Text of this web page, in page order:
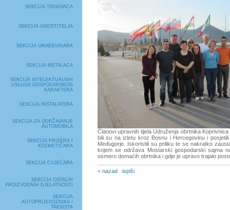
SEKCIJA TRGOVACA
SEKCIJA UGOSTITELJA
SEKCIJA GRAĐEVINARA
SEKCIJA METALACA
SEKCIJA INTELEKTUALNIH
USLUGA GOSPODARSKOG
KARAKTERA
SEKCIJA INSTALATERA
SEKCIJA ZA ODRŽAVANJE
AUTOMOBILA
SEKCIJA FRIZERA I
KOZMETIČARA
SEKCIJA CVJEĆARA
SEKCIJA OSTALIH
PROIZVODNIH DJELATNOSTI
SEKCIJA
AUTOPRIJEVOZNIKA I
TAKSISTA
Članovi upravnih tijela Udruženja obrtnika
bili su na izletu kroz Bosnu i Hercegovinu i
Međugorje. Iskoristili su priliku te se nakratko
kojem se održava Mostarski gospodarski sajma
osmero domaćih obrtnika i gdje je upravo trajalo
< nazad ispiši